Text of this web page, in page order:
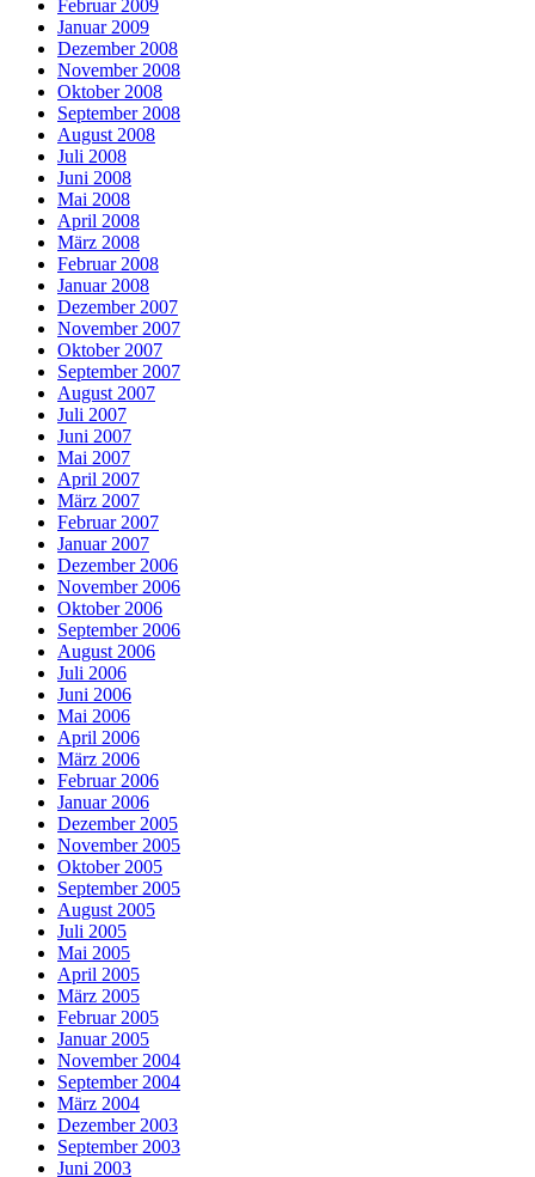
Februar 2009
Januar 2009
Dezember 2008
November 2008
Oktober 2008
September 2008
August 2008
Juli 2008
Juni 2008
Mai 2008
April 2008
März 2008
Februar 2008
Januar 2008
Dezember 2007
November 2007
Oktober 2007
September 2007
August 2007
Juli 2007
Juni 2007
Mai 2007
April 2007
März 2007
Februar 2007
Januar 2007
Dezember 2006
November 2006
Oktober 2006
September 2006
August 2006
Juli 2006
Juni 2006
Mai 2006
April 2006
März 2006
Februar 2006
Januar 2006
Dezember 2005
November 2005
Oktober 2005
September 2005
August 2005
Juli 2005
Mai 2005
April 2005
März 2005
Februar 2005
Januar 2005
November 2004
September 2004
März 2004
Dezember 2003
September 2003
Juni 2003